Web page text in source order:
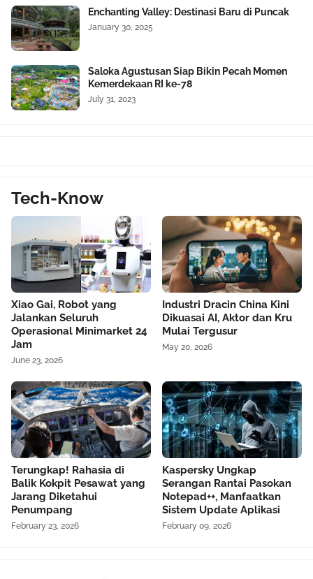
Enchanting Valley: Destinasi Baru di Puncak
January 30, 2025
Saloka Agustusan Siap Bikin Pecah Momen
Kemerdekaan RI ke-78
July 31, 2023
Tech-Know
Xiao Gai, Robot yang
Jalankan Seluruh
Operasional Minimarket 24
Jam
June 23, 2026
Industri Dracin China Kini
Dikuasai AI, Aktor dan Kru
Mulai Tergusur
May 20, 2026
Terungkap! Rahasia di
Balik Kokpit Pesawat yang
Jarang Diketahui
Penumpang
February 23, 2026
Kaspersky Ungkap
Serangan Rantai Pasokan
Notepad++, Manfaatkan
Sistem Update Aplikasi
February 09, 2026